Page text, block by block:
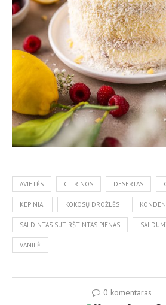
AVIETĖS CITRINOS DESERTAS
KEPINIAI KOKOSŲ DROŽLĖS
SALDINTAS SUTIRŠTINTAS PIENAS
VANILĖ
0 komentaras